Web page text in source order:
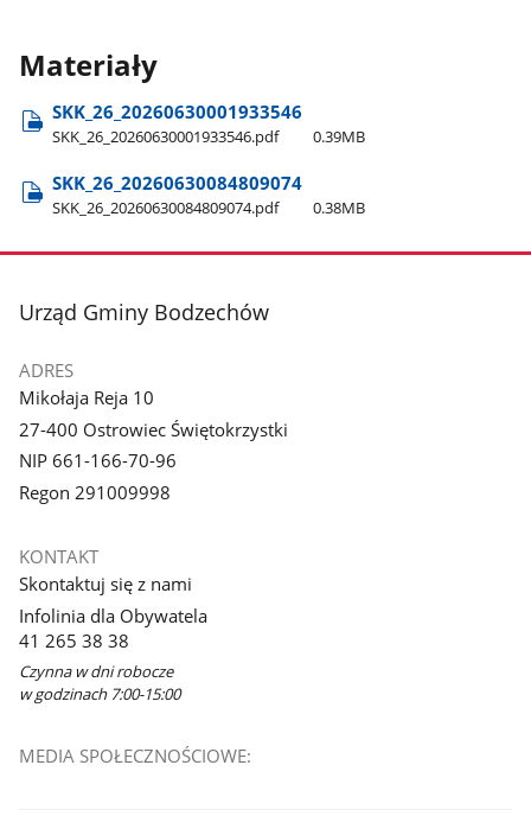
Materiały
SKK​_26​_20260630001933546
SKK​_26​_20260630001933546.pdf 0.39MB
SKK​_26​_20260630084809074
SKK​_26​_20260630084809074.pdf 0.38MB
stopka
Urząd Gminy Bodzechów
ADRES
Mikołaja Reja 10
27-400 Ostrowiec Świętokrzystki
NIP 661-166-70-96
Regon 291009998
KONTAKT
Skontaktuj się z nami
Infolinia dla Obywatela
41 265 38 38
Czynna w dni robocze
w godzinach 7:00-15:00
MEDIA SPOŁECZNOŚCIOWE: